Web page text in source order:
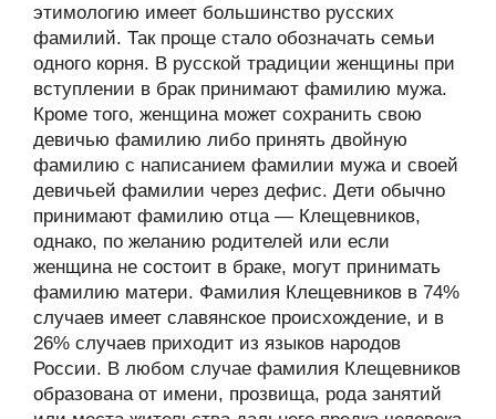
этимологию имеет большинство русских
фамилий. Так проще стало обозначать семьи
одного корня. В русской традиции женщины при
вступлении в брак принимают фамилию мужа.
Кроме того, женщина может сохранить свою
девичью фамилию либо принять двойную
фамилию с написанием фамилии мужа и своей
девичьей фамилии через дефис. Дети обычно
принимают фамилию отца — Клещевников,
однако, по желанию родителей или если
женщина не состоит в браке, могут принимать
фамилию матери. Фамилия Клещевников в 74%
случаев имеет славянское происхождение, и в
26% случаев приходит из языков народов
России. В любом случае фамилия Клещевников
образована от имени, прозвища, рода занятий